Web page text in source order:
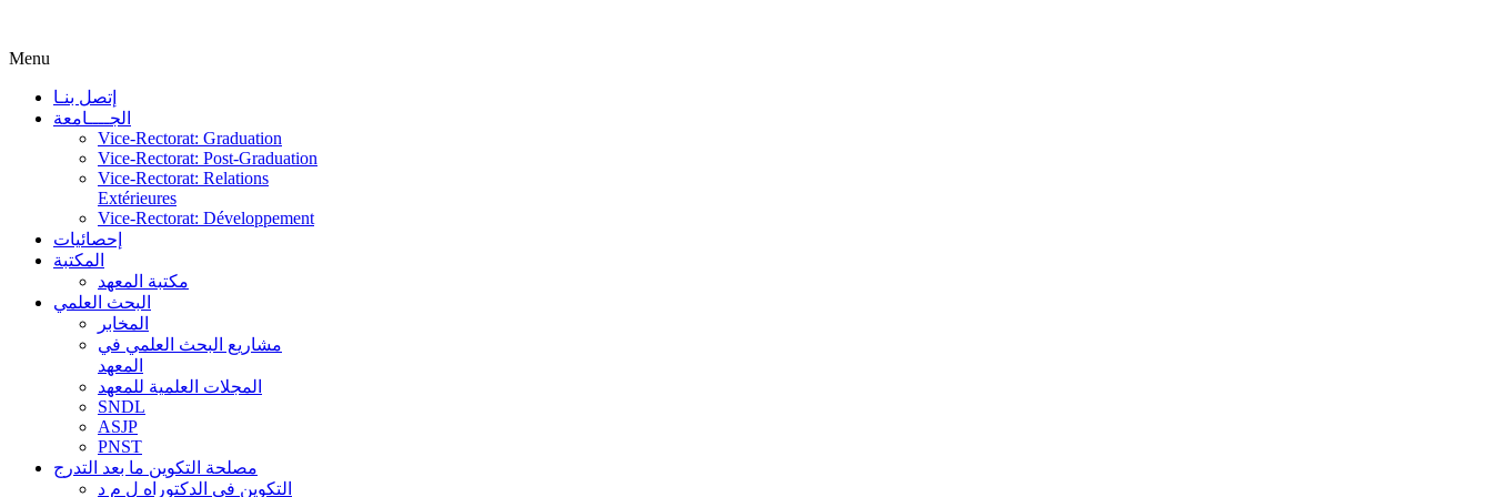
Menu
إتصل بنـا
الجــــامعة
Vice-Rectorat: Graduation
Vice-Rectorat: Post-Graduation
Vice-Rectorat: Relations
Extérieures
Vice-Rectorat: Développement
إحصائيات
المكتبة
مكتبة المعهد
البحث العلمي
المخابر
مشاريع البحث العلمي في
المعهد
المجلات العلمية للمعهد
SNDL
ASJP
PNST
مصلحة التكوين ما بعد التدرج
التكوين في الدكتوراه ل م د